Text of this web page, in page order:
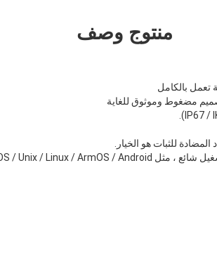
منتوج وصف
تعمل بالكامل
للثبات هو الخيار.